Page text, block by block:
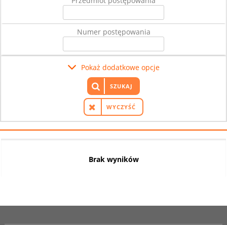
Numer postępowania
Pokaż dodatkowe opcje
WYCZYŚĆ
SZUKAJ
Brak wyników